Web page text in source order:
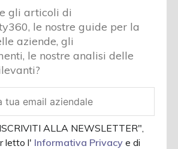
gli articoli di
le nostre guide per la
aziende, gli
le nostre analisi delle
ALLA NEWSLETTER",
letto l' Informativa Privacye di